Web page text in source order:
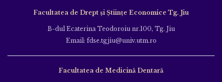
Facultatea de Drept și Științe Economice Tg. Jiu
B-dul Ecaterina Teodoroiu nr.100, Tg. Jiu
Email: fdse.tgjiu@univ.utm.ro
Facultatea de Medicină Dentară